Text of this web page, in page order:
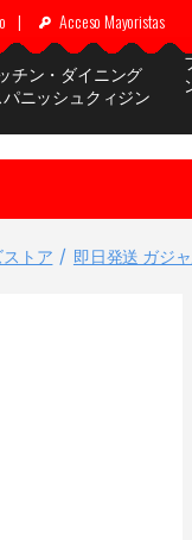
| Acceso Mayoristas
チン・ダイニング
パニッシュクィジン
トア 即日発送 ガジ